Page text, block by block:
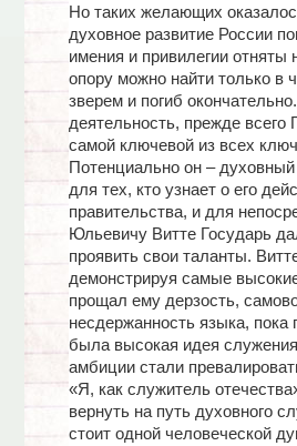
Но таких желающих
духовное развитие России
имения и привилегии отняты
опору можно найти только в
зверем и погиб
деятельность, прежде
самой ключевой из всех
Потенциально он –
для тех, кто узнает о его
правительства, и для
Юльевичу Витте Государь
проявить свои таланты.
демонстрируя самые
прощал ему дерзость,
несдержанность языка,
была высокая идея
амбиции стали
«Я, как служитель
вернуть на путь духовного
стоит одной человеческой